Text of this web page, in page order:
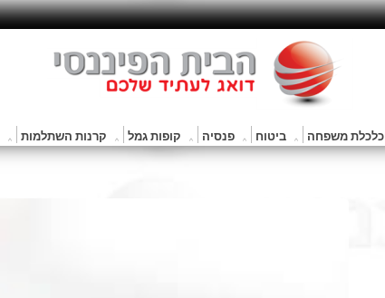
כלכלת משפחה ביטוח פנסיה קופות גמל קרנות השתלמות